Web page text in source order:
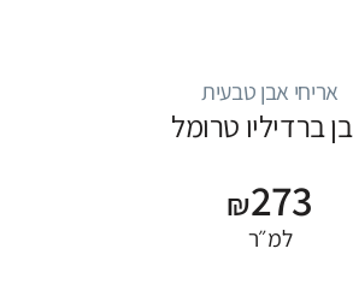
אריחי אבן טבעית
ברדיליו טרומל
₪273
למ״ר